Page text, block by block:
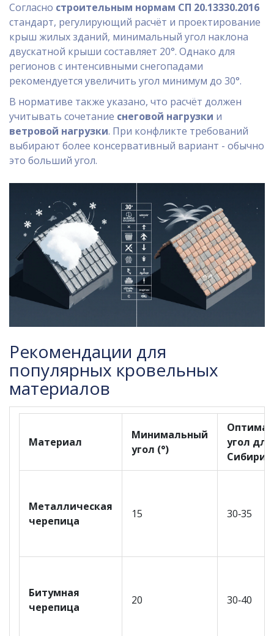
Согласно строительным нормам СП 20.13330.2016
стандарт, регулирующий расчёт и проектирование
крыш жилых зданий, минимальный угол наклона
двускатной крыши составляет 20°. Однако для
регионов с интенсивными снегопадами
рекомендуется увеличить угол минимум до 30°.
В нормативе также указано, что расчёт должен
учитывать сочетание снеговой нагрузки и
ветровой нагрузки. При конфликте требований
выбирают более консервативный вариант - обычно
это больший угол.
Рекомендации для
популярных кровельных
материалов
Материал
Минимальный
угол (°)
угол для
Сибири
Металлическая
черепица
15 30‑35
Битумная
черепица
20 30‑40